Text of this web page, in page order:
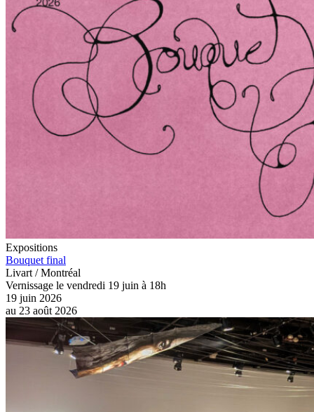
Expositions
Bouquet final
Livart / Montréal
Vernissage le vendredi 19 juin à 18h
19 juin 2026
au 23 août 2026